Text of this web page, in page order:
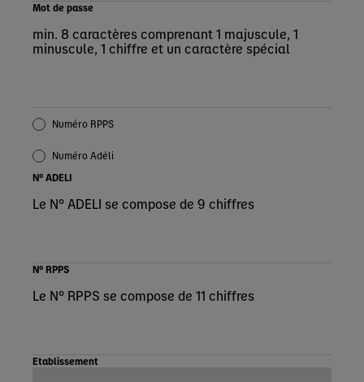
Mot de passe
min. 8 caractères comprenant 1 majuscule, 1
minuscule, 1 chiffre et un caractère spécial
Numéro RPPS
Numéro Adéli
N° ADELI
Le N° ADELI se compose de 9 chiffres
N° RPPS
Le N° RPPS se compose de 11 chiffres
Etablissement